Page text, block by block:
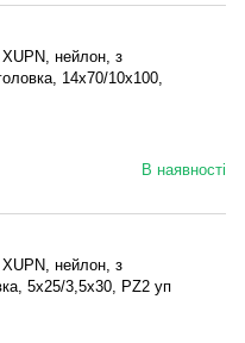
нейлон, з
14x70/10x100,
В наявності
нейлон, з
5x25/3,5x30, PZ2 уп